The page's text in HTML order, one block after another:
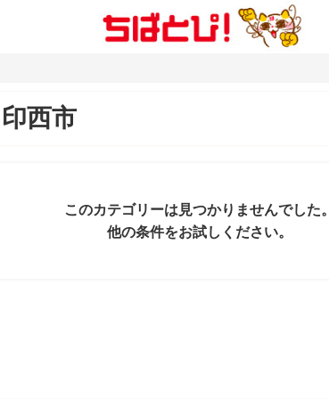
印西市
このカテゴリーは見つかりませんでした。
他の条件をお試しください。